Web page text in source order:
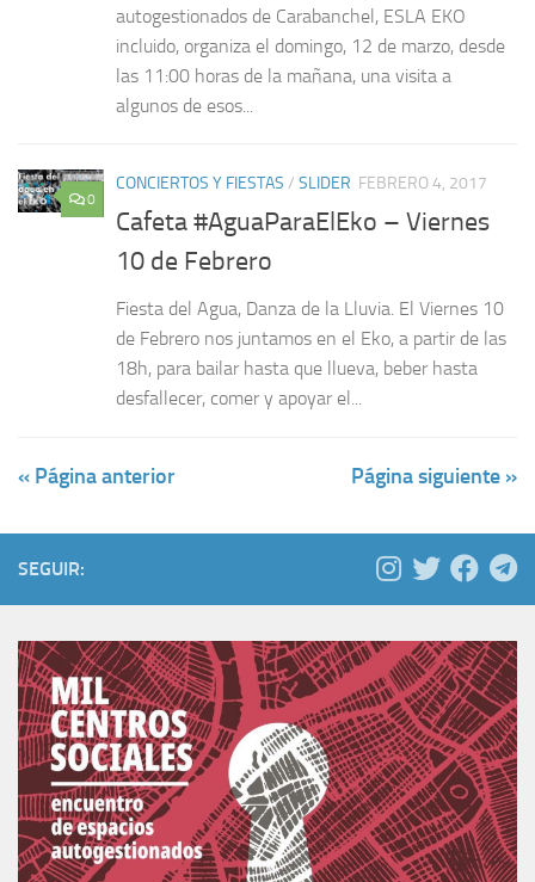
autogestionados de Carabanchel, ESLA EKO
incluido, organiza el domingo, 12 de marzo, desde
las 11:00 horas de la mañana, una visita a
algunos de esos...
0
CONCIERTOS Y FIESTAS / SLIDER FEBRERO 4, 2017
Cafeta #AguaParaElEko – Viernes
10 de Febrero
Fiesta del Agua, Danza de la Lluvia. El Viernes 10
de Febrero nos juntamos en el Eko, a partir de las
18h, para bailar hasta que llueva, beber hasta
desfallecer, comer y apoyar el...
« Página anterior Página siguiente »
SEGUIR: